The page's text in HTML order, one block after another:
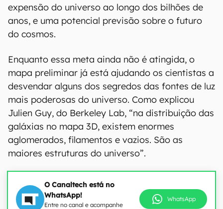
expensão do universo ao longo dos bilhões de
anos, e uma potencial previsão sobre o futuro
do cosmos.
Enquanto essa meta ainda não é atingida, o
mapa preliminar já está ajudando os cientistas a
desvendar alguns dos segredos das fontes de luz
mais poderosas do universo. Como explicou
Julien Guy, do Berkeley Lab, “na distribuição das
galáxias no mapa 3D, existem enormes
aglomerados, filamentos e vazios. São as
maiores estruturas do universo”.
O Canaltech está no
WhatsApp!
Entre no canal e acompanhe
WhatsApp